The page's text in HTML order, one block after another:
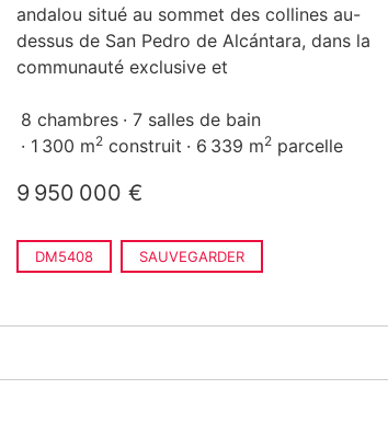
andalou situé au sommet des collines au-
dessus de San Pedro de Alcántara, dans la
communauté exclusive et
8 chambres
7 salles de bain
1 300 m2 construit 6 339 m2 parcelle
9 950 000 €
DM5408 SAUVEGARDER